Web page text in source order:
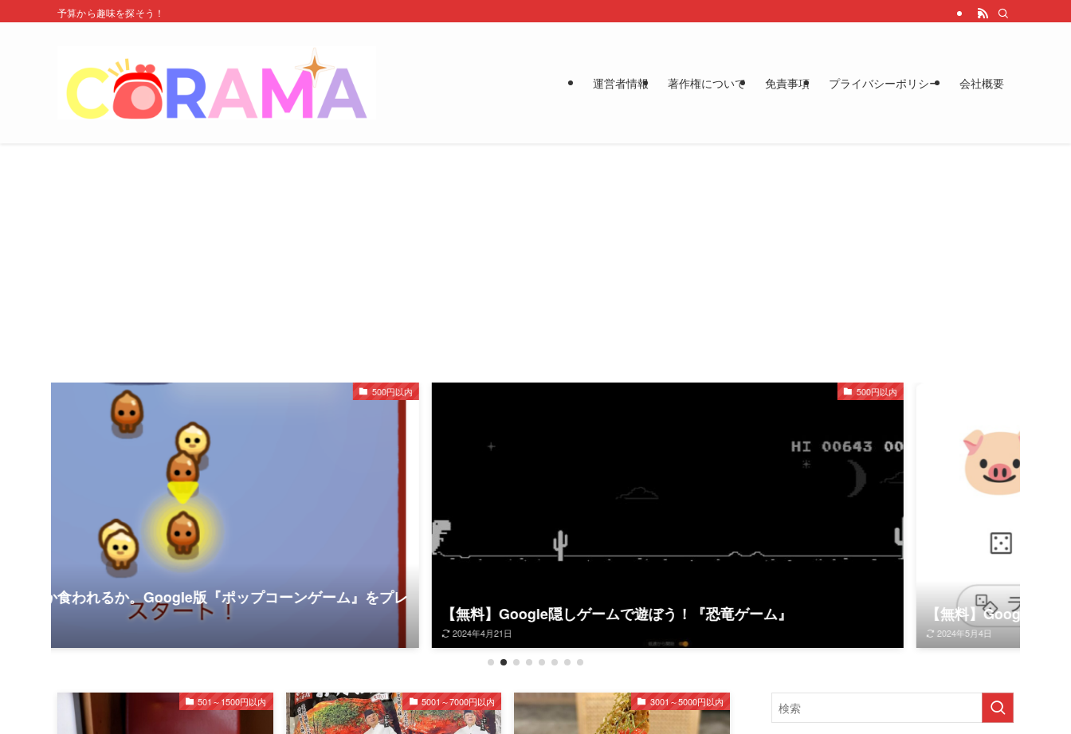
予算から趣味を探そう！
運営者情報 著作権について 免責事項 プライバシーポリシー 会社概要
Google版『ポップコーンゲーム』をプレ
【無料】Google隠しゲームで遊ぼう！『恐竜ゲーム』 【無料】Google隠しコマンドで遊ぼう！
501～1500円以内 5001～7000円以内 3001～5000円以内